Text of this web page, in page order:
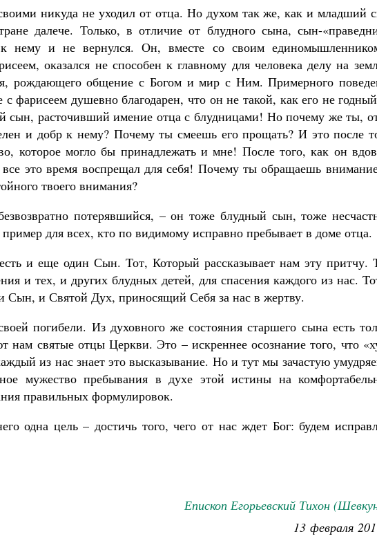
никуда не уходил от отца. Но духом так же, как и младший
далече. Только, в отличие от блудного сына, сын-
нему и не вернулся. Он, вместе со своим
оказался не способен к главному для человека делу на
рождающего общение с Богом и мир с Ним. Примерного
с фарисеем душевно благодарен, что он не такой, как его не
сын, расточивший имение отца с блудницами! Но почему же ты,
и добр к нему? Почему ты смеешь его прощать? И это после
которое могло бы принадлежать и мне! После того, как он
все это время воспрещал для себя! Почему ты обращаешь
твоего внимания?
потерявшийся, – он тоже блудный сын, тоже
для всех, кто по видимому исправно пребывает в доме отца.
и еще один Сын. Тот, Который рассказывает нам эту притчу.
и тех, и других блудных детей, для спасения каждого из нас.
Сын, и Святой Дух, приносящий Себя за нас в жертву.
погибели. Из духовного же состояния старшего сына есть
нам святые отцы Церкви. Это – искреннее осознание того, что
из нас знает это высказывание. Но и тут мы зачастую
мужество пребывания в духе этой истины на
правильных формулировок.
одна цель – достичь того, чего от нас ждет Бог: будем
Епископ Егорьевский Тихон
13 февраля